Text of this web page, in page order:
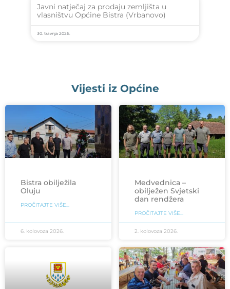
Javni natječaj za prodaju zemljišta u
vlasništvu Općine Bistra (Vrbanovo)
30. travnja 2026.
Vijesti iz Općine
Bistra obilježila
Oluju
PROČITAJTE VIŠE...
6. kolovoza 2026.
Medvednica –
obilježen Svjetski
dan rendžera
PROČITAJTE VIŠE...
2. kolovoza 2026.